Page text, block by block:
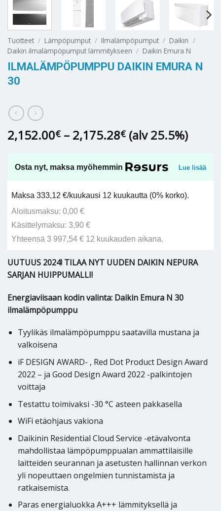
Tuotteet / Lämpöpumput / Ilmalämpöpumput / Daikin /
Daikin ilmalämpöpumput lämmitykseen / Daikin Emura N
ILMALÄMPÖPUMPPU DAIKIN EMURA N
30
2,152.00€ – 2,175.28€Hintaluokka:
2,152.00€
-
2,175.28€
(alv 25.5%)
Osta nyt, maksa myöhemmin Lue lisää
Maksa 333,12 €/kuukausi 12 kuukautta (0% korko).
Aloitusmaksu: 0,00 €
Käsittelymaksu: 3,90 €
Yhteensä 3 997,54 € 12 kuukauden aikana.
UUTUUS 2024! TILAA NYT UUDEN DAIKIN NEPURA
SARJAN HUIPPUMALLI!
Energiaviisaan kodin valinta: Daikin Emura N 30
ilmalämpöpumppu
Tyylikäs ilmalämpöpumppu saatavilla mustana ja
valkoisena
iF DESIGN AWARD- , Red Dot Product Design Award
2022 – ja Good Design Award 2022 -palkintojen
voittaja
Testattu toimivaksi -30 °C asteen pakkasella
WiFi etäohjaus vakiona
Daikinin Residential Cloud Service -etävalvonta
mahdollistaa lämpöpumppualan ammattilaisille
laitteiden seurannan ja asetusten hallinnan verkon
yli nopeuttaen ongelmien tunnistamista ja
ratkaisemista.
Paras energialuokka A+++ lämmityksellä ja